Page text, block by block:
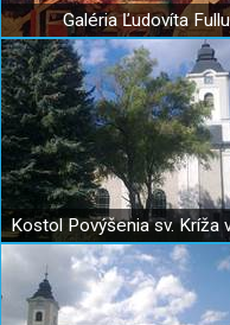
Galéria Ľudovíta Fullu